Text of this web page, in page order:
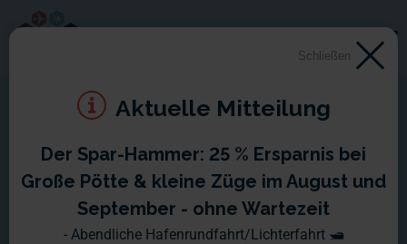
Montag, 31.07. - Sonntag,
06.08.2017
Schließen
Aktuelle Mitteilung
Der Spar-Hammer: 25 % Ersparnis bei
Große Pötte & kleine Züge im August und
September - ohne Wartezeit
- Abendliche Hafenrundfahrt/Lichterfahrt 🛥️